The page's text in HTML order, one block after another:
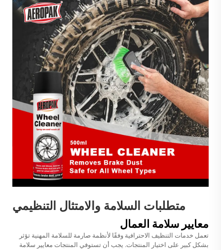
متطلبات السلامة والامتثال التنظيمي
معايير سلامة العمال
تعمل خدمات التنظيف الاحترافية وفقًا لأنظمة صارمة للسلامة المهنية تؤثر
بشكل كبير على اختيار المنتجات. يجب أن تستوفي المنتجات معايير سلامة